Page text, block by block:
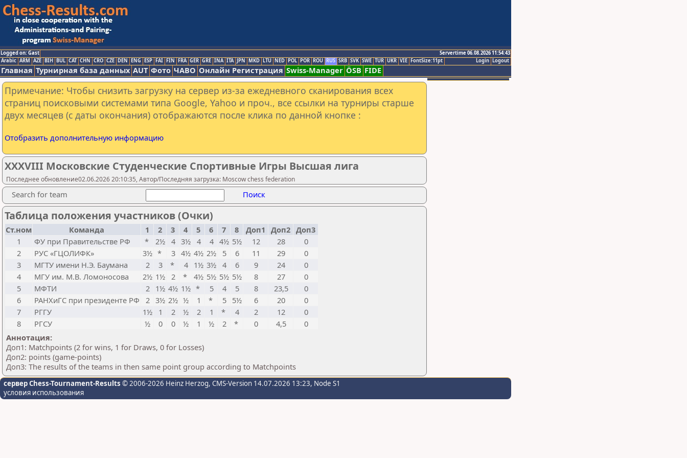
Logged on: Gast
Servertime 06.08.2026 11:54:43
Logout
Login
Arabic ARM AZE BIH BUL CAT CHN CRO CZE DEN ENG ESP FAI FIN FRA GER GRE INA ITA JPN MKD LTU NED POL POR ROU RUS SRB SVK SWE TUR UKR VIE FontSize:11pt
Главная Турнирная база данных AUT Фото ЧАВО Онлайн Регистрация Swiss-Manager ÖSB FIDE
Примечание: Чтобы снизить загрузку на сервер из-за ежедневного сканирования всех
страниц поисковыми системами типа Google, Yahoo и проч., все ссылки на турниры старше
двух месяцев (с даты окончания) отображаются после клика по данной кнопке :
Отобразить дополнительную информацию
XXXVIII Московские Студенческие Спортивные Игры Высшая лига
Последнее обновление02.06.2026 20:10:35, Автор/Последняя загрузка: Moscow chess federation
Search for team Поиск
Таблица положения участников (Очки)
Ст.ном Команда 1 2 3 4 5 6 7 8 Доп1 Доп2 Доп3
1
ФУ при Правительстве РФ * 2½ 4 3½ 4 4 4½ 5½ 12 28
0
2
РУС «ГЦОЛИФК» 3½ * 3 4½ 4½ 2½ 5 6 11 29
0
3
МГТУ имени Н.Э. Баумана 2 3 * 4 1½ 3½ 4 6 9 24
0
4
МГУ им. М.В. Ломоносова 2½ 1½ 2 * 4½ 5½ 5½ 5½ 8 27
0
5
МФТИ 2 1½ 4½ 1½ * 5 4 5 8 23,5
0
6
РАНХиГС при президенте РФ 2 3½ 2½ ½ 1 * 5 5½ 6 20
0
7
РГГУ 1½ 1 2 ½ 2 1 * 4 2 12
0
8
РГСУ ½ 0 0 ½ 1 ½ 2 * 0 4,5
0
Аннотация:
Доп1: Matchpoints (2 for wins, 1 for Draws, 0 for Losses)
Доп2: points (game-points)
Доп3: The results of the teams in then same point group according to Matchpoints
сервер Chess-Tournament-Results © 2006-2026 Heinz Herzog, CMS-Version 14.07.2026 13:23, Node S1
условия использования